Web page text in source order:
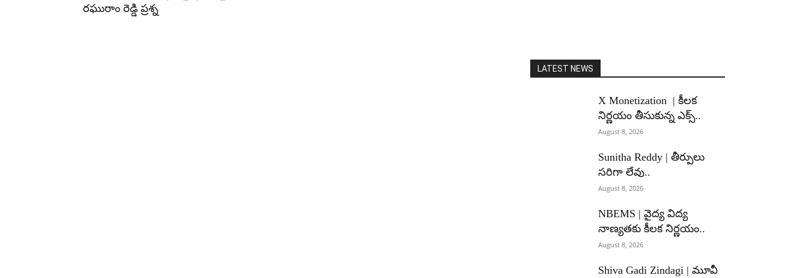
రఘురాం రెడ్డి ప్రశ్న
LATEST NEWS
X Monetization | కీలక
నిర్ణయం తీసుకున్న ఎక్స్..
August 8, 2026
Sunitha Reddy | తీర్పులు
సరిగా లేవు..
August 8, 2026
NBEMS | వైద్య విద్య
నాణ్యతకు కీలక నిర్ణయం..
August 8, 2026
Shiva Gadi Zindagi | మూవీ